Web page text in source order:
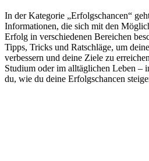
In der Kategorie „Erfolgschancen“
Informationen, die sich mit den
Erfolg in verschiedenen Bereichen
Tipps, Tricks und Ratschläge, um
verbessern und deine Ziele zu
Studium oder im alltäglichen Leben –
du, wie du deine Erfolgschancen